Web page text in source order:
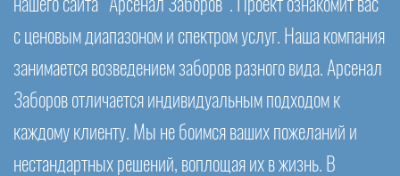
нашего сайта "Арсенал Заборов". Проект ознакомит вас
с ценовым диапазоном и спектром услуг. Наша компания
занимается возведением заборов разного вида. Арсенал
Заборов отличается индивидуальным подходом к
каждому клиенту. Мы не боимся ваших пожеланий и
нестандартных решений, воплощая их в жизнь. В